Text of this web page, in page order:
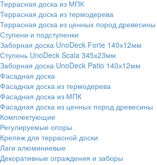
Террасная доска из МПК
Террасная доска из термодерева
Террасная доска из ценных пород древесины
Ступени и подступенки
Заборная доска UnoDeck Forte 140х12мм
Ступень UnoDeck Scala 345х23мм
Заборная доска UnoDeck Patio 140х12мм
Фасадная доска
Фасадная доска из термодерева
Фасадная доска из МПК
Фасадная доска из ценных пород древесины
Комплектующие
Регулируемые опоры
Крепеж для террасной доски
Лаги алюминиевые
Декоративные ограждения и заборы